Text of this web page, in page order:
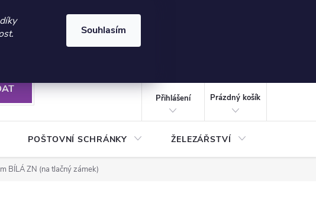
21.9.2026 ⏰ | Kód: LÉTO2026
Souhlasím
Přihlášení
KOŠÍK
Prázdný košík
POŠTOVNÍ SCHRÁNKY ŽELEZÁŘSTVÍ
BÍLÁ ZN (na tlačný zámek)